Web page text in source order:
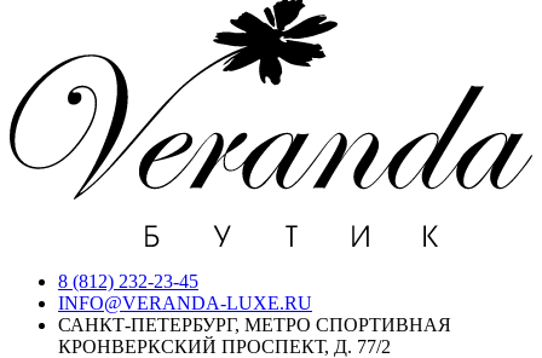
8 (812) 232-23-45
INFO@VERANDA-LUXE.RU
САНКТ-ПЕТЕРБУРГ, МЕТРО СПОРТИВНАЯ
КРОНВЕРКСКИЙ ПРОСПЕКТ, Д. 77/2